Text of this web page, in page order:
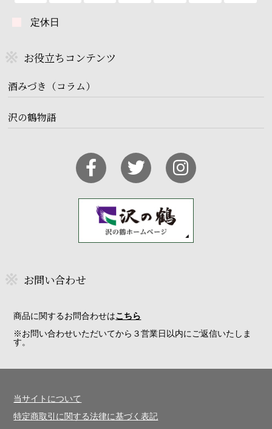
定休日
お役立ちコンテンツ
酒みづき（コラム）
沢の鶴物語
お問い合わせ
商品に関するお問合わせはこちら
※お問い合わせいただいてから３営業日以内にご返信いたしま
す。
当サイトについて
特定商取引に関する法律に基づく表記